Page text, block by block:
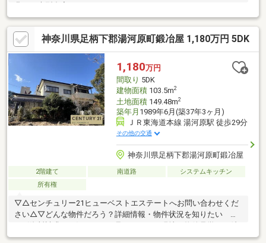
豊かな大型邸宅。
神奈川県足柄下郡湯河原町鍛冶屋 1,180万円 5DK
1,180万円
間取り 5DK
建物面積103.5m2
土地面積149.48m2
築年月 1989年6月(築37年3ヶ月)
ＪＲ東海道本線 湯河原駅 徒歩29分
その他の交通
神奈川県足柄下郡湯河原町鍛冶屋
2階建て 南道路
システムキッチン
所有権
▽△センチュリー21ヒューベストエステートへお問い合わせくだ
さい△▽どんな物件だろう？詳細情報・物件状況を知りたい
望 →〈見学予約する〉お電話でのお問い合わせも大歓迎です！